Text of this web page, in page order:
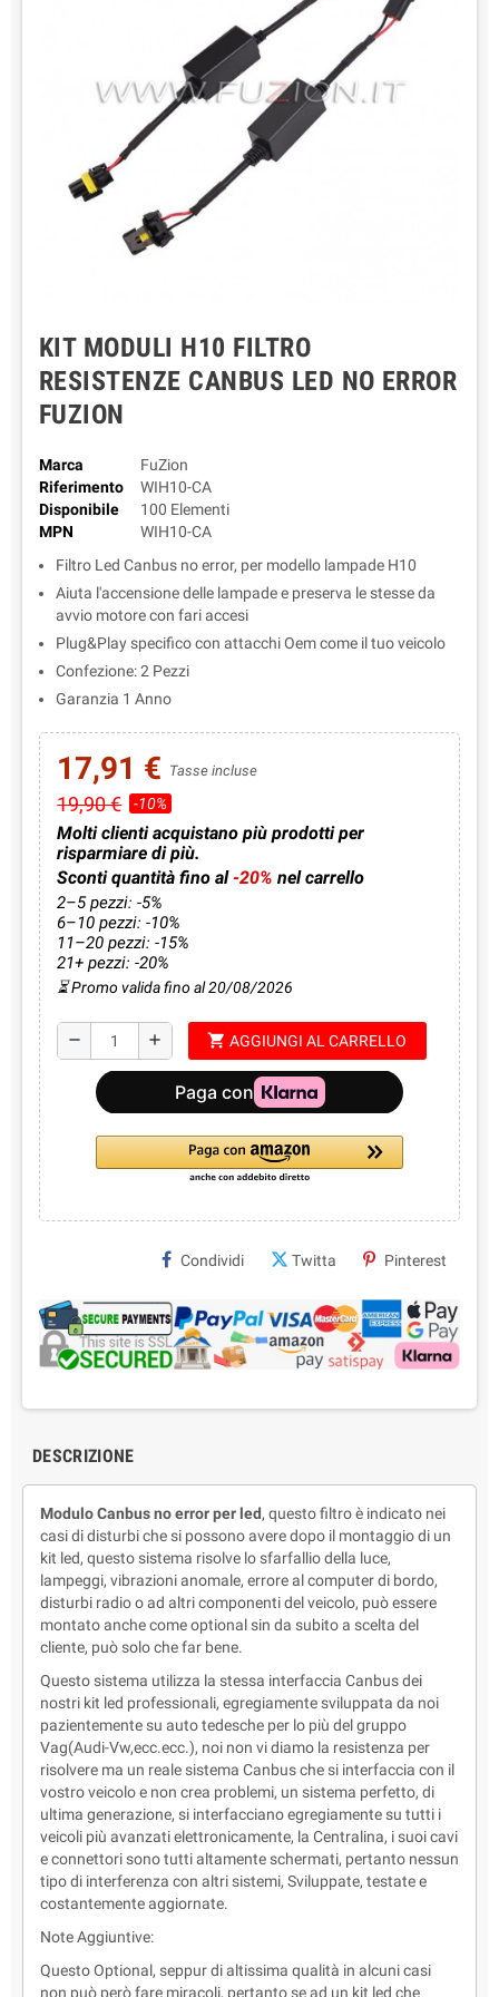
KIT MODULI H10 FILTRO
RESISTENZE CANBUS LED NO ERROR
FUZION
Marca
FuZion
Riferimento
WIH10-CA
Disponibile
100 Elementi
MPN
WIH10-CA
Filtro Led Canbus no error, per modello lampade H10
Aiuta l'accensione delle lampade e preserva le stesse da
avvio motore con fari accesi
Plug&Play specifico con attacchi Oem come il tuo veicolo
Confezione: 2 Pezzi
Garanzia 1 Anno
17,91 € Tasse incluse
19,90 € -10%
Molti clienti acquistano più prodotti per
risparmiare di più.
Sconti quantità fino al-20% nel carrello
2–5 pezzi: -5%
6–10 pezzi: -10%
11–20 pezzi: -15%
21+ pezzi: -20%
⏳ Promo valida fino al 20/08/2026
remove add shopping_cart AGGIUNGI AL CARRELLO
Condividi Twitta Pinterest
DESCRIZIONE
Modulo Canbus no error per led, questo filtro è indicato nei
casi di disturbi che si possono avere dopo il montaggio di un
kit led, questo sistema risolve lo sfarfallio della luce,
lampeggi, vibrazioni anomale, errore al computer di bordo,
disturbi radio o ad altri componenti del veicolo, può essere
montato anche come optional sin da subito a scelta del
cliente, può solo che far bene.
Questo sistema utilizza la stessa interfaccia Canbus dei
nostri kit led professionali, egregiamente sviluppata da noi
pazientemente su auto tedesche per lo più del gruppo
Vag(Audi-Vw,ecc.ecc.), noi non vi diamo la resistenza per
risolvere ma un reale sistema Canbus che si interfaccia con il
vostro veicolo e non crea problemi, un sistema perfetto, di
ultima generazione, si interfacciano egregiamente su tutti i
veicoli più avanzati elettronicamente, la Centralina, i suoi cavi
e connettori sono tutti altamente schermati, pertanto nessun
tipo di interferenza con altri sistemi, Sviluppate, testate e
costantemente aggiornate.
Note Aggiuntive:
Questo Optional, seppur di altissima qualità in alcuni casi
non può però fare miracoli, pertanto se ad un kit led che